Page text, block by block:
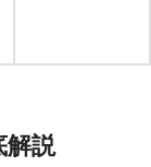
解説